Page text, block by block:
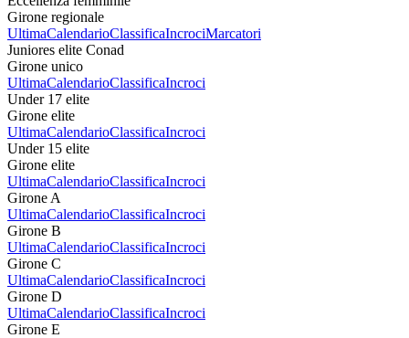
Girone regionale
UltimaCalendarioClassificaIncrociMarcatori
Juniores elite Conad
Girone unico
UltimaCalendarioClassificaIncroci
Under 17 elite
Girone elite
UltimaCalendarioClassificaIncroci
Under 15 elite
Girone elite
UltimaCalendarioClassificaIncroci
Girone A
UltimaCalendarioClassificaIncroci
Girone B
UltimaCalendarioClassificaIncroci
Girone C
UltimaCalendarioClassificaIncroci
Girone D
UltimaCalendarioClassificaIncroci
Girone E